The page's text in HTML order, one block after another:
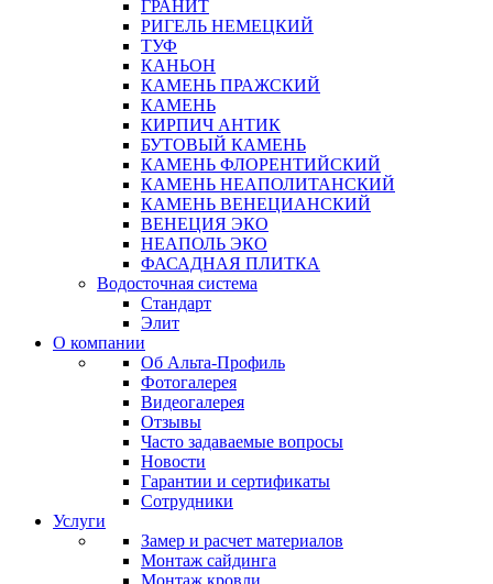
ГРАНИТ
РИГЕЛЬ НЕМЕЦКИЙ
ТУФ
КАНЬОН
КАМЕНЬ ПРАЖСКИЙ
КАМЕНЬ
КИРПИЧ АНТИК
БУТОВЫЙ КАМЕНЬ
КАМЕНЬ ФЛОРЕНТИЙСКИЙ
КАМЕНЬ НЕАПОЛИТАНСКИЙ
КАМЕНЬ ВЕНЕЦИАНСКИЙ
ВЕНЕЦИЯ ЭКО
НЕАПОЛЬ ЭКО
ФАСАДНАЯ ПЛИТКА
Водосточная система
Стандарт
Элит
О компании
Об Альта-Профиль
Фотогалерея
Видеогалерея
Отзывы
Часто задаваемые вопросы
Новости
Гарантии и сертификаты
Сотрудники
Услуги
Замер и расчет материалов
Монтаж сайдинга
Монтаж кровли